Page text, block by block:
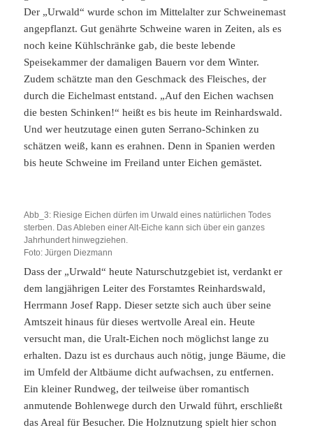
Der „Urwald“ wurde schon im Mittelalter zur Schweinemast
angepflanzt. Gut genährte Schweine waren in Zeiten, als es
noch keine Kühlschränke gab, die beste lebende
Speisekammer der damaligen Bauern vor dem Winter.
Zudem schätzte man den Geschmack des Fleisches, der
durch die Eichelmast entstand. „Auf den Eichen wachsen
die besten Schinken!“ heißt es bis heute im Reinhardswald.
Und wer heutzutage einen guten Serrano-Schinken zu
schätzen weiß, kann es erahnen. Denn in Spanien werden
bis heute Schweine im Freiland unter Eichen gemästet.
Abb_3: Riesige Eichen dürfen im Urwald eines natürlichen Todes
sterben. Das Ableben einer Alt-Eiche kann sich über ein ganzes
Jahrhundert hinwegziehen.
Foto: Jürgen Diezmann
Dass der „Urwald“ heute Naturschutzgebiet ist, verdankt er
dem langjährigen Leiter des Forstamtes Reinhardswald,
Herrmann Josef Rapp. Dieser setzte sich auch über seine
Amtszeit hinaus für dieses wertvolle Areal ein. Heute
versucht man, die Uralt-Eichen noch möglichst lange zu
erhalten. Dazu ist es durchaus auch nötig, junge Bäume, die
im Umfeld der Altbäume dicht aufwachsen, zu entfernen.
Ein kleiner Rundweg, der teilweise über romantisch
anmutende Bohlenwege durch den Urwald führt, erschließt
das Areal für Besucher. Die Holznutzung spielt hier schon